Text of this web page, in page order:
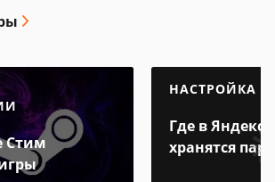
Стим
НАСТРОЙКА
Где в Яндекс
хранятся